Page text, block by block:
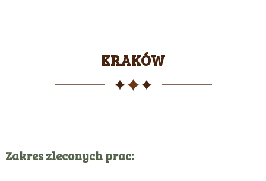
KRAKÓW
Zakres zleconych prac: